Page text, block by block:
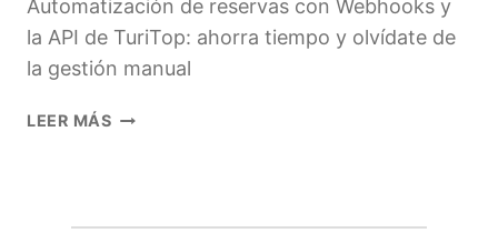
Automatización de reservas con Webhooks y
la API de TuriTop: ahorra tiempo y olvídate de
la gestión manual
LEER MÁSDE